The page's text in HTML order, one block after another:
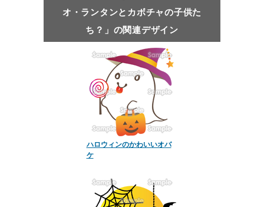
オ・ランタンとカボチャの子供た
ち？」の関連デザイン
ハロウィンのかわいいオバ
ケ